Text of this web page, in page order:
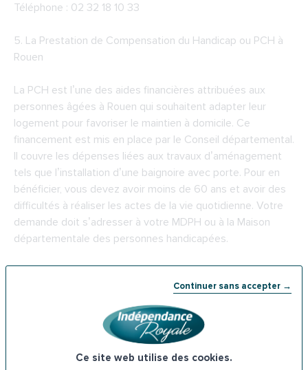
Continuer sans accepter →
Ce site web utilise des cookies.
Téléphone : 02 32 18 10 33
5. La Prestation de Compensation du Handicap ou PCH à
Rouen
La PCH est l’une des aides financières attribuées aux
personnes âgées à Rouen qui souhaitent adapter leur
logement pour favoriser le maintien à domicile. Ce
financement est mis en place par le Conseil départemental.
Il couvre les dépenses liées aux travaux d’aménagement
tels que l’installation d’une baignoire avec porte. Pour en
bénéficier, vous devez avoir moins de 60 ans et avoir des
difficultés à réaliser les actes de la vie quotidienne. Votre
demande doit s’adresser à votre MDPH ou à la Maison
départementale des personnes handicapées.
Téléphone : 02 32 18 86 87
6. Les prêts de l’ADIL Rouen